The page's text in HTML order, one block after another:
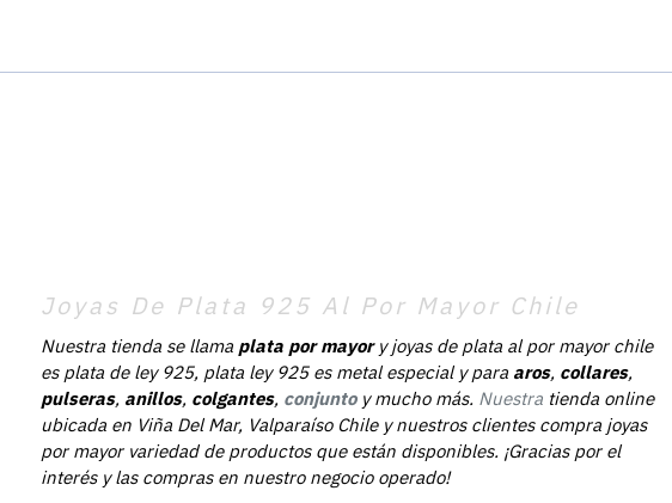
Joyas De Plata 925 Al Por Mayor Chile
Nuestra tienda se llama plata por mayory joyas de plata al por mayor chile
es plata de ley 925, plata ley 925 es metal especial y para aros, collares,
pulseras, anillos, colgantes, conjunto y mucho más. Nuestra tienda online
ubicada en Viña Del Mar, Valparaíso Chile y nuestros clientes compra joyas
por mayor variedad de productos que están disponibles. ¡Gracias por el
interés y las compras en nuestro negocio operado!